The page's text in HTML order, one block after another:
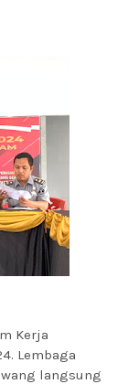
Kerja
Lembaga
langsung